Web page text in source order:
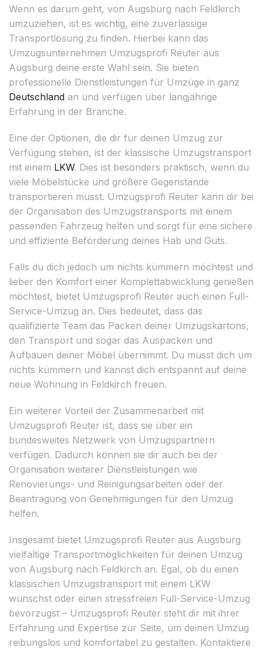
Wenn es darum geht, von Augsburg nach Feldkirch
umzuziehen, ist es wichtig, eine zuverlässige
Transportlösung zu finden. Hierbei kann das
Umzugsunternehmen Umzugsprofi Reuter aus
Augsburg deine erste Wahl sein. Sie bieten
professionelle Dienstleistungen für Umzüge in ganz
Deutschland an und verfügen über langjährige
Erfahrung in der Branche.
Eine der Optionen, die dir für deinen Umzug zur
Verfügung stehen, ist der klassische Umzugstransport
mit einem LKW. Dies ist besonders praktisch, wenn du
viele Möbelstücke und größere Gegenstände
transportieren musst. Umzugsprofi Reuter kann dir bei
der Organisation des Umzugstransports mit einem
passenden Fahrzeug helfen und sorgt für eine sichere
und effiziente Beförderung deines Hab und Guts.
Falls du dich jedoch um nichts kümmern möchtest und
lieber den Komfort einer Komplettabwicklung genießen
möchtest, bietet Umzugsprofi Reuter auch einen Full-
Service-Umzug an. Dies bedeutet, dass das
qualifizierte Team das Packen deiner Umzugskartons,
den Transport und sogar das Auspacken und
Aufbauen deiner Möbel übernimmt. Du musst dich um
nichts kümmern und kannst dich entspannt auf deine
neue Wohnung in Feldkirch freuen.
Ein weiterer Vorteil der Zusammenarbeit mit
Umzugsprofi Reuter ist, dass sie über ein
bundesweites Netzwerk von Umzugspartnern
verfügen. Dadurch können sie dir auch bei der
Organisation weiterer Dienstleistungen wie
Renovierungs- und Reinigungsarbeiten oder der
Beantragung von Genehmigungen für den Umzug
helfen.
Insgesamt bietet Umzugsprofi Reuter aus Augsburg
vielfältige Transportmöglichkeiten für deinen Umzug
von Augsburg nach Feldkirch an. Egal, ob du einen
klassischen Umzugstransport mit einem LKW
wünschst oder einen stressfreien Full-Service-Umzug
bevorzugst – Umzugsprofi Reuter steht dir mit ihrer
Erfahrung und Expertise zur Seite, um deinen Umzug
reibungslos und komfortabel zu gestalten. Kontaktiere